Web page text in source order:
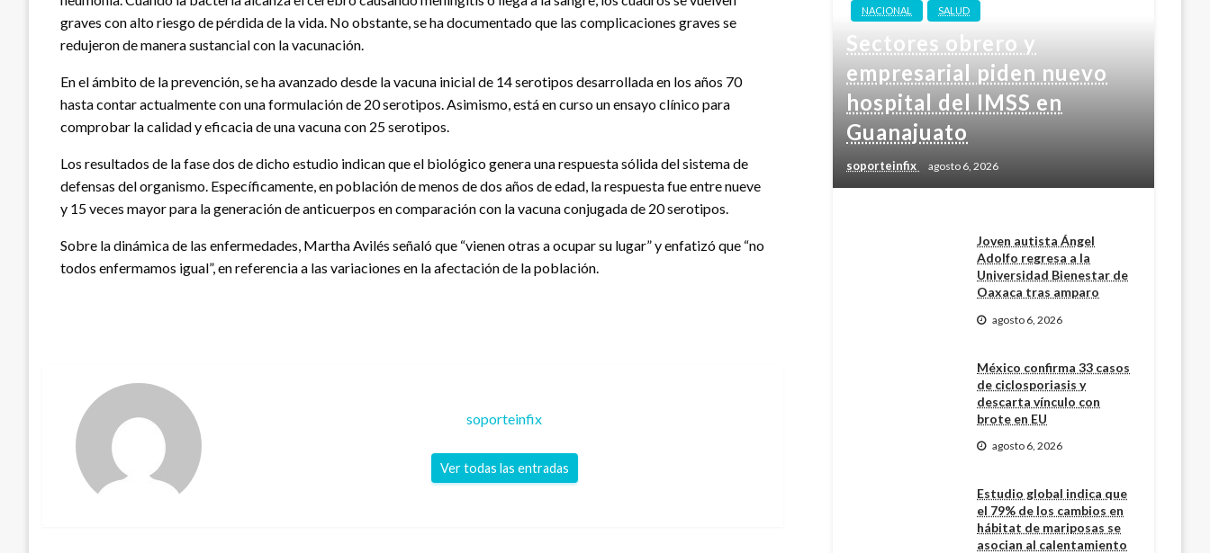
graves con alto riesgo de pérdida de la vida. No obstante, se ha documentado que las complicaciones graves se
redujeron de manera sustancial con la vacunación.
En el ámbito de la prevención, se ha avanzado desde la vacuna inicial de 14 serotipos desarrollada en los años 70
hasta contar actualmente con una formulación de 20 serotipos. Asimismo, está en curso un ensayo clínico para
comprobar la calidad y eficacia de una vacuna con 25 serotipos.
Los resultados de la fase dos de dicho estudio indican que el biológico genera una respuesta sólida del sistema de
defensas del organismo. Específicamente, en población de menos de dos años de edad, la respuesta fue entre nueve
y 15 veces mayor para la generación de anticuerpos en comparación con la vacuna conjugada de 20 serotipos.
Sobre la dinámica de las enfermedades, Martha Avilés señaló que “vienen otras a ocupar su lugar” y enfatizó que “no
todos enfermamos igual”, en referencia a las variaciones en la afectación de la población.
soporteinfix
Ver todas las entradas
NACIONAL SALUD
Sectores obrero y
empresarial piden nuevo
hospital del IMSS en
Guanajuato
soporteinfix agosto 6, 2026
Joven autista Ángel
Adolfo regresa a la
Universidad Bienestar de
Oaxaca tras amparo
agosto 6, 2026
México confirma 33 casos
de ciclosporiasis y
descarta vínculo con
brote en EU
agosto 6, 2026
Estudio global indica que
el 79% de los cambios en
hábitat de mariposas se
asocian al calentamiento